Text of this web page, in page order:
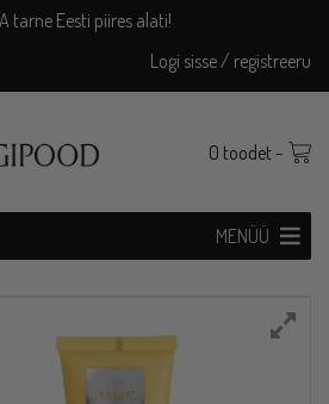
tarne Eesti piires alati!
Logi sisse / registreeru
0 toodet -
MENÜÜ